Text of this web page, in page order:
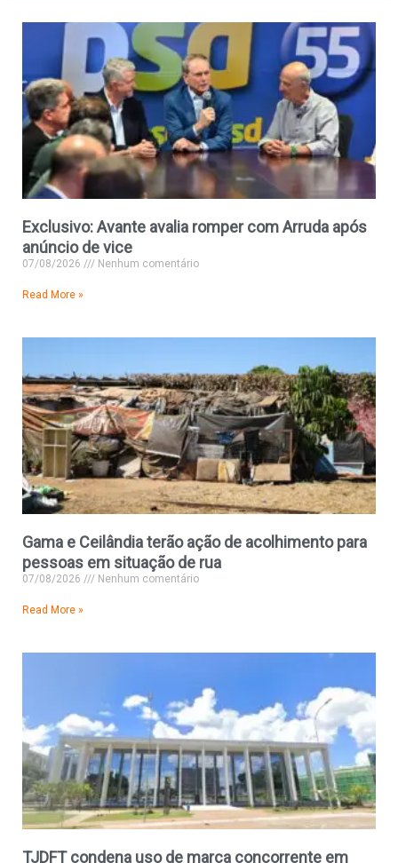
Exclusivo: Avante avalia romper com Arruda após
anúncio de vice
07/08/2026 Nenhum comentário
Read More »
Gama e Ceilândia terão ação de acolhimento para
pessoas em situação de rua
07/08/2026 Nenhum comentário
Read More »
TJDFT condena uso de marca concorrente em